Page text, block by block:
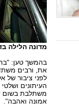
מדונה הלילה
בהמשך טען:
את, ורבים
לפני ציבור
העיתונים
משתלבת בשום
אמונה ואהבה".